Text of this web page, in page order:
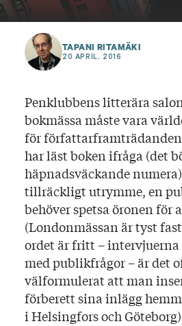
TAPANI RITAMÄKI
20 APRIL, 2016
Penklubbens litterära
bokmässa måste vara
för
har läst boken ifråga (det
häpnadsväckande
tillräckligt utrymme, en
behöver spetsa öronen för
(Londonmässan är tyst
ordet är fritt –
med publikfrågor – är det
välformulerat att man
förberett sina inlägg
i Helsingfors och